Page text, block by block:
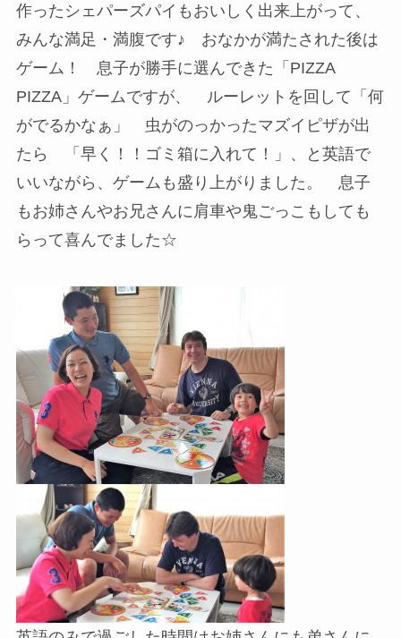
作ったシェパーズパイもおいしく出来上がって、
みんな満足・満腹です♪ おなかが満たされた後は
ゲーム！ 息子が勝手に選んできた「PIZZA
PIZZA」ゲームですが、 ルーレットを回して「何
がでるかなぁ」 虫がのっかったマズイピザが出
たら 「早く！！ゴミ箱に入れて！」、と英語で
いいながら、ゲームも盛り上がりました。 息子
もお姉さんやお兄さんに肩車や鬼ごっこもしても
らって喜んでました☆